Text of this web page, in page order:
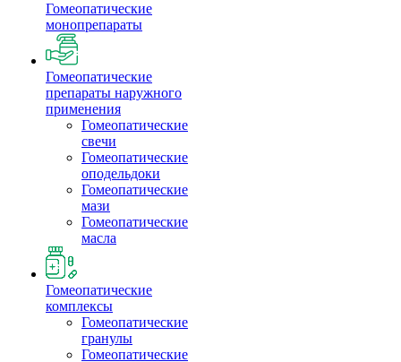
Гомеопатические
монопрепараты
Гомеопатические
препараты наружного
применения
Гомеопатические
свечи
Гомеопатические
оподельдоки
Гомеопатические
мази
Гомеопатические
масла
Гомеопатические
комплексы
Гомеопатические
гранулы
Гомеопатические